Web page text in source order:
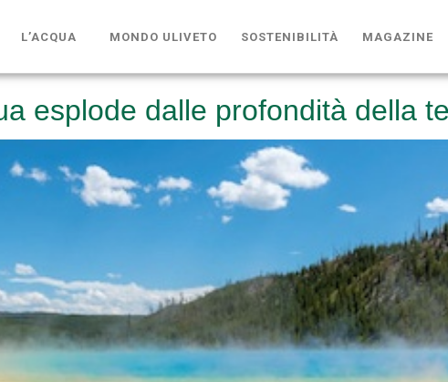
L’ACQUA MONDO ULIVETO SOSTENIBILITÀ MAGAZINE
esplode dalle profondità della